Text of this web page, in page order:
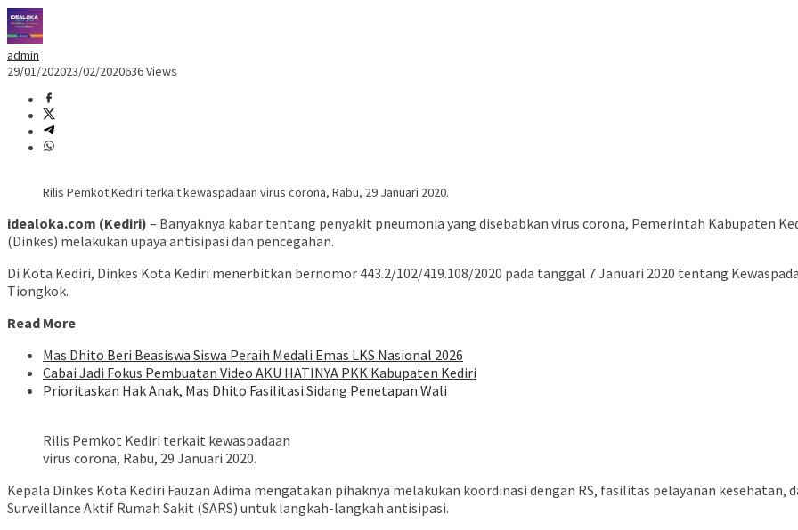
admin
29/01/202023/02/2020636 Views
Rilis Pemkot Kediri terkait kewaspadaan virus corona, Rabu, 29 Januari 2020.
idealoka.com (Kediri) – Banyaknya kabar tentang penyakit pneumonia yang disebabkan virus corona, Pemerintah Kabupaten
(Dinkes) melakukan upaya antisipasi dan pencegahan.
Di Kota Kediri, Dinkes Kota Kediri menerbitkan bernomor 443.2/102/419.108/2020 pada tanggal 7 Januari 2020 tentang
Tiongkok.
Read More
Mas Dhito Beri Beasiswa Siswa Peraih Medali Emas LKS Nasional 2026
Cabai Jadi Fokus Pembuatan Video AKU HATINYA PKK Kabupaten Kediri
Prioritaskan Hak Anak, Mas Dhito Fasilitasi Sidang Penetapan Wali
Rilis Pemkot Kediri terkait kewaspadaan
virus corona, Rabu, 29 Januari 2020.
Kepala Dinkes Kota Kediri Fauzan Adima mengatakan pihaknya melakukan koordinasi dengan RS, fasilitas pelayanan kesehatan,
Surveillance Aktif Rumah Sakit (SARS) untuk langkah-langkah antisipasi.